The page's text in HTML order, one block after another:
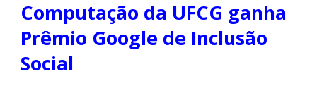
Computação da UFCG ganha
Prêmio Google de Inclusão
Social